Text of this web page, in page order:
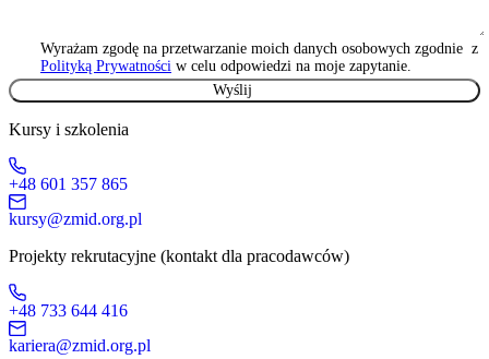
Wyrażam zgodę na przetwarzanie moich danych osobowych zgodnie z
Polityką Prywatności w celu odpowiedzi na moje zapytanie.
Kursy i szkolenia
+48 601 357 865
kursy@zmid.org.pl
Projekty rekrutacyjne (kontakt dla pracodawców)
+48 733 644 416
kariera@zmid.org.pl